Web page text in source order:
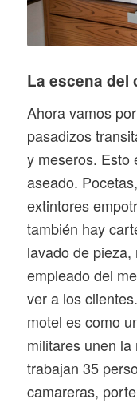
La escena del
Ahora vamos
pasadizos
y meseros. Esto
aseado.
extintores
también hay
lavado de
empleado del
ver a los
motel es como
militares unen
trabajan 35
camareras,